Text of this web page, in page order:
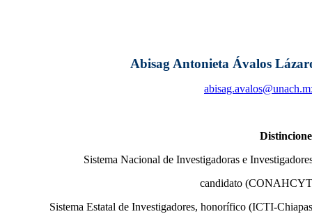
Abisag Antonieta Ávalos
Sistema Nacional de Investigadoras e
candidato
Sistema Estatal de Investigadores, honorífico (ICTI-